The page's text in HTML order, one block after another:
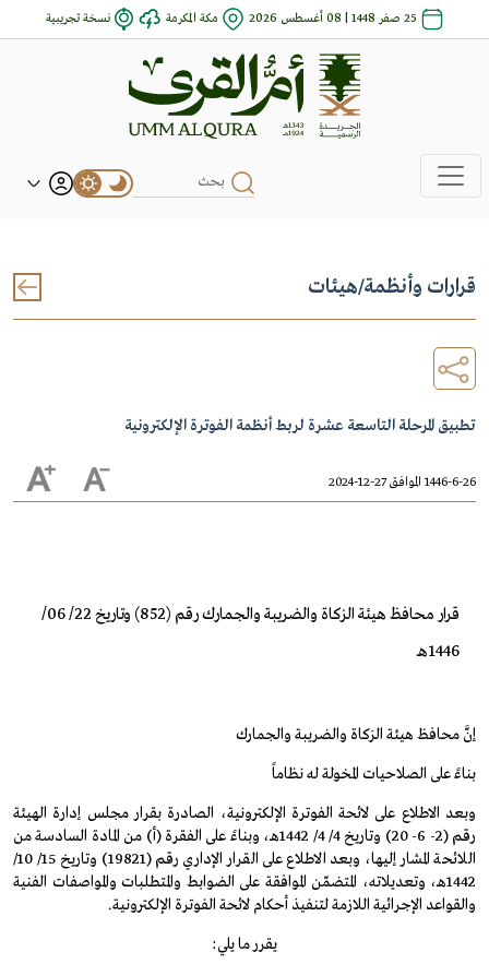
25 صفر 1448 | 08 أغسطس 2026 مكة المكرمة نسخة تجريبية
قرارات وأنظمة/هيئات
تطبيق المرحلة التاسعة عشرة لربط أنظمة الفوترة الإلكترونية
1446-6-26 الموافق 27-12-2024
قرار محافظ هيئة الزكاة والضريبة والجمارك رقم (852) وتاريخ 22/ 06/
1446هـ
إنَّ محافظ هيئة الزكاة والضريبة والجمارك
بناءً على الصلاحيات المخولة له نظاماً
وبعد الاطلاع على لائحة الفوترة الإلكترونية، الصادرة بقرار مجلس إدارة الهيئة
رقم(
2
-
6
-
20
) وتاريخ4/ ‏4‏/ 1442 هـ، وبناءً على الفقرة(أ) من المادة السادسة من
اللائحة المشار إليها، وبعد الاطلاع على القرار الإداري رقم (
19821
) وتاريخ
15/‏ 10‏/
1442هـ، وتعديلاته، المتضمّن الموافقة على الضوابط والمتطلبات والمواصفات الفنية
والقواعد الإجرائية اللازمة لتنفيذ أحكام لائحة الفوترة الإلكترونية.
يقرر ما يلي: